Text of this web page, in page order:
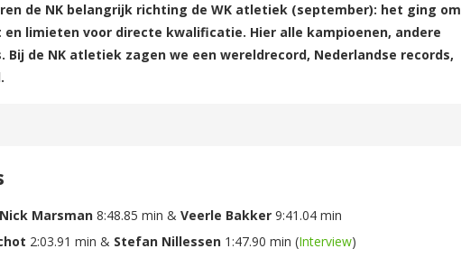
de NK belangrijk richting de WK atletiek (september): het ging om
limieten voor directe kwalificatie. Hier alle kampioenen, andere
Bij de NK atletiek zagen we een wereldrecord, Nederlandse records,
Nick Marsman 8:48.85 min & Veerle Bakker 9:41.04 min
2:03.91 min & Stefan Nillessen 1:47.90 min (Interview)